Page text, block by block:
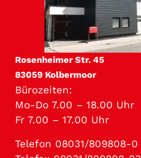
Rosenheimer Str. 45
83059 Kolbermoor
Bürozeiten:
Mo-Do 7.00 – 18.00 Uhr
Fr 7.00 – 17.00 Uhr
Telefon 08031/809808-0